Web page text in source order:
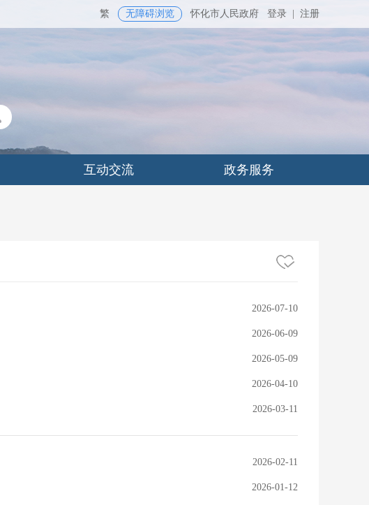
繁 无障碍浏览 怀化市人民政府 登录 注册
互动交流 政务服务
2026-07-10
2026-06-09
2026-05-09
2026-04-10
2026-03-11
2026-02-11
2026-01-12